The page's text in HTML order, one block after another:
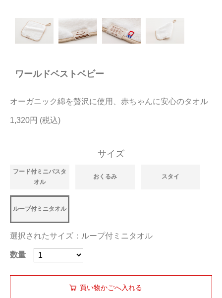
当サイトについて
大量購入・法人向けの購入の方は
ワールドベストベビー
オーガニック綿を贅沢に使用、赤ちゃんに安心のタオル
1,320円
サイズ
フード付ミニバスタ
オル
おくるみ スタイ
ループ付ミニタオル
選択されたサイズ：ループ付ミニタオル
数量